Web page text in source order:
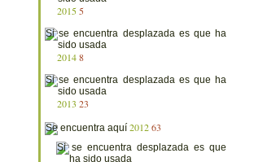
2015 5
20148
2013 23
201263